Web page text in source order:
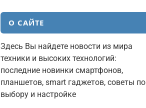
О САЙТЕ
Здесь Вы найдете новости из мира
техники и высоких технологий:
последние новинки смартфонов,
планшетов, smart гаджетов, советы по
выбору и настройке